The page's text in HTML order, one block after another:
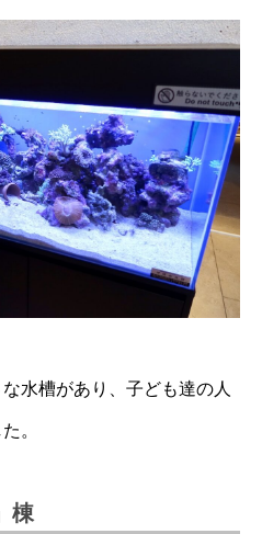
水槽があり、子ども達の人
。
棟